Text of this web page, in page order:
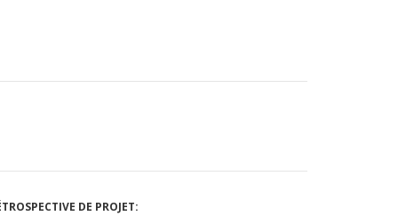
DE PROJET: